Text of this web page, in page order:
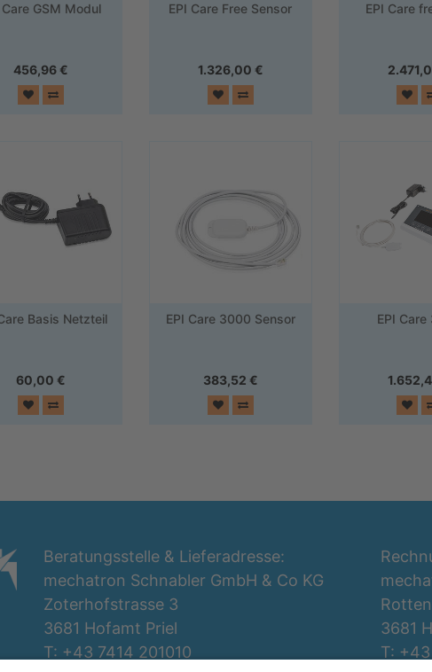
Care GSM Modul
456,96€
EPI Care Free Sensor
1.326,00 €
EPI Care
Basis Netzteil
60,00 €
EPI Care 3000 Sensor
383,52 €
EPI
Beratungsstelle & Lieferadresse:
mechatron Schnabler GmbH & Co KG
Zoterhofstrasse 3
3681 Hofamt Priel
T: +43 7414 201010
3681
T: